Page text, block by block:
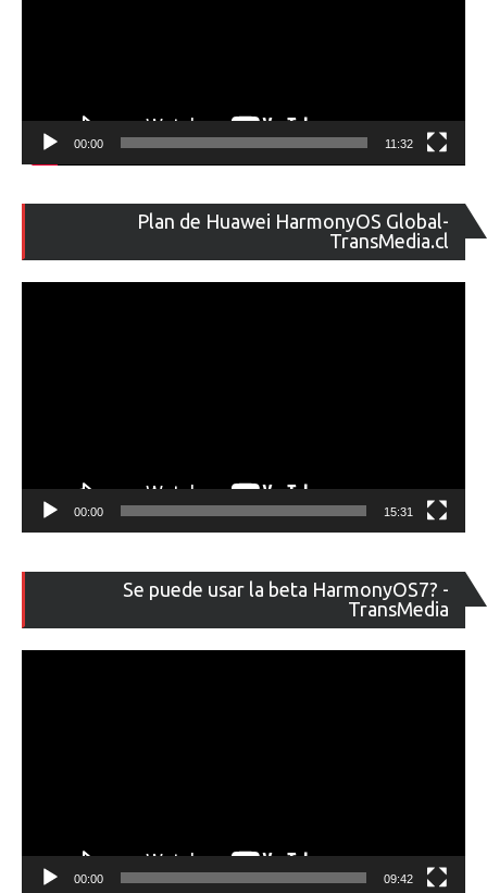
00:00 11:32
Plan de Huawei HarmonyOS Global-
TransMedia.cl
de
00:00 15:31
Se puede usar la beta HarmonyOS7? -
TransMedia
de
00:00 09:42